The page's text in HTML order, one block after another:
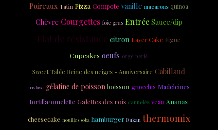
Poireaux Tatin Pizza Compote vanille macarons quinoa
Chèvre Courgettes foie gras Entrée Sauce/dip
Plat de résistance citron Layer Cake Figue
Cupcakes oeufs orge perlé
Sweet Table Reine des neiges - Anniversaire Cabillaud
pavlova gélatine de poisson boisson gnocchis Madeleines
tortilla/omelette Galettes des rois cannelés veau Ananas
cheesecake nouilles soba hamburger Dukan thermomix